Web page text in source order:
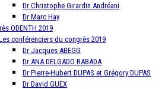
Dr Christophe Girardin Andréani
Dr Marc Hay
ODENTH 2019
conférenciers du congrès 2019
Dr Jacques ABEGG
Dr ANA DELGADO RABADA
Dr Pierre-Hubert DUPAS et Grégory DUPAS
Dr David GUEX